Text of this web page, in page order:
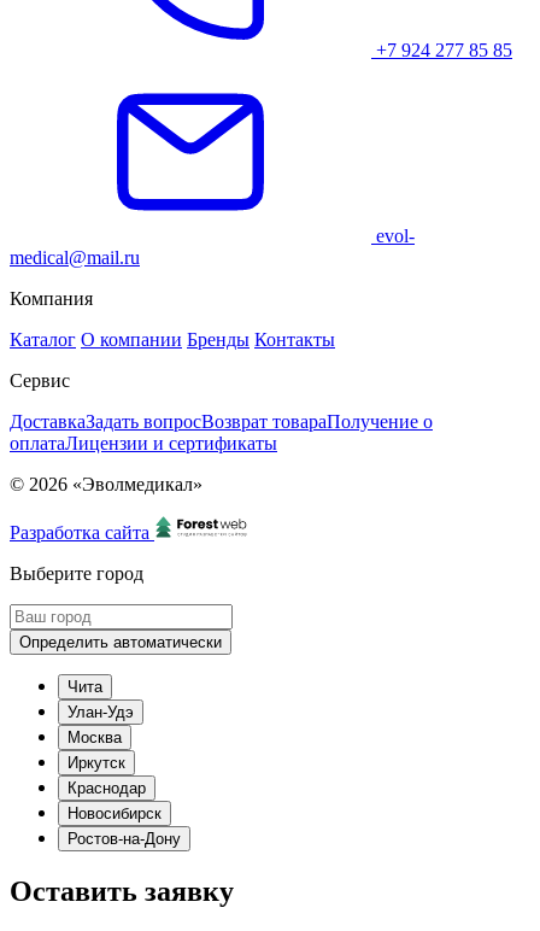
+7 924 277 85 85
evol-
medical@mail.ru
Компания
Каталог О компании Бренды Контакты
Сервис
ДоставкаЗадать вопросВозврат товараПолучение о
оплатаЛицензии и сертификаты
© 2026 «Эволмедикал»
Разработка сайта
Выберите город
Определить автоматически
Чита
Улан-Удэ
Москва
Иркутск
Краснодар
Новосибирск
Ростов-на-Дону
Оставить заявку